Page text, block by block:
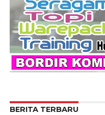
BERITA TERBARU